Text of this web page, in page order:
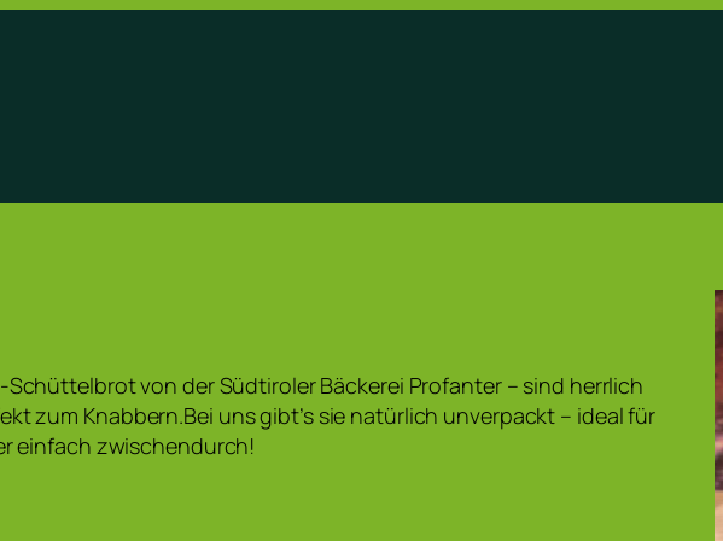
Schüttelbrot von der Südtiroler Bäckerei Profanter – sind herrlich
zum Knabbern.Bei uns gibt’s sie natürlich unverpackt – ideal für
einfach zwischendurch!